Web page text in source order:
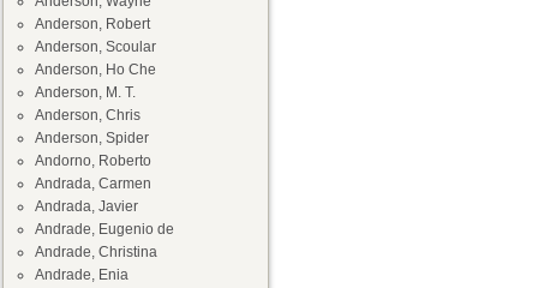
Anderson, Robert
Anderson, Scoular
Anderson, Ho Che
Anderson, M. T.
Anderson, Chris
Anderson, Spider
Andorno, Roberto
Andrada, Carmen
Andrada, Javier
Andrade, Eugenio de
Andrade, Christina
Andrade, Enia